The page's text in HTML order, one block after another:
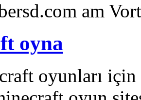
oyna
oyunları için